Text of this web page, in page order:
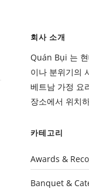
회사 소개
Quán Bụi 는
이나 분위기의
베트남 가정 요
장소에서 위치
카테고리
Awards &
Banquet &